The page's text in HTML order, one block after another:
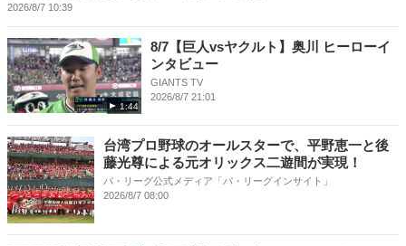
2026/8/7 10:39
1:44
8/7【巨人vsヤクルト】奥川 ヒーローイ
ンタビュー
GIANTS TV
2026/8/7 21:01
台湾プロ野球のオールスターで、平野恵一と後
藤光尊による元オリックス二遊間が実現！
パ・リーグ公式メディア「パ・リーグインサイト」
2026/8/7 08:00